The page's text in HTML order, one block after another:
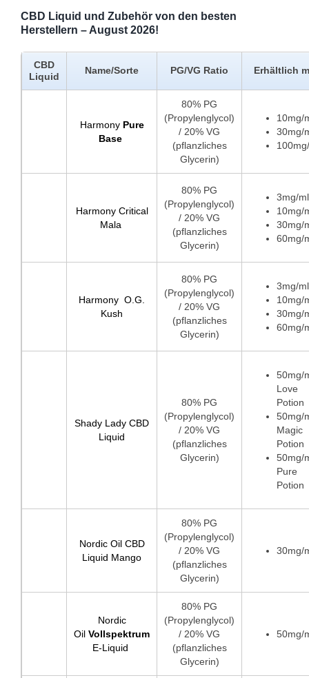
CBD Liquid und Zubehör von den besten
Herstellern – August 2026!
CBD
Liquid
Name/Sorte PG/VG Ratio Erhältlich
Harmony Pure
Base
80% PG
(Propylenglycol)
/ 20% VG
(pflanzliches
Glycerin)
10mg/
30mg/
Harmony Critical
Mala
80% PG
(Propylenglycol)
/ 20% VG
(pflanzliches
Glycerin)
3mg/ml
10mg/
30mg/
60mg/
Harmony O.G.
Kush
80% PG
(Propylenglycol)
/ 20% VG
(pflanzliches
Glycerin)
3mg/ml
10mg/
30mg/
60mg/
Shady Lady CBD
Liquid
80% PG
(Propylenglycol)
/ 20% VG
(pflanzliches
Glycerin)
50mg/
Love
Potion
50mg/
Magic
Potion
50mg/
Pure
Potion
Nordic Oil CBD
Liquid Mango
80% PG
(Propylenglycol)
/ 20% VG
(pflanzliches
Glycerin)
30mg/
Nordic
Oil Vollspektrum
E-Liquid
80% PG
(Propylenglycol)
/ 20% VG
(pflanzliches
Glycerin)
50mg/